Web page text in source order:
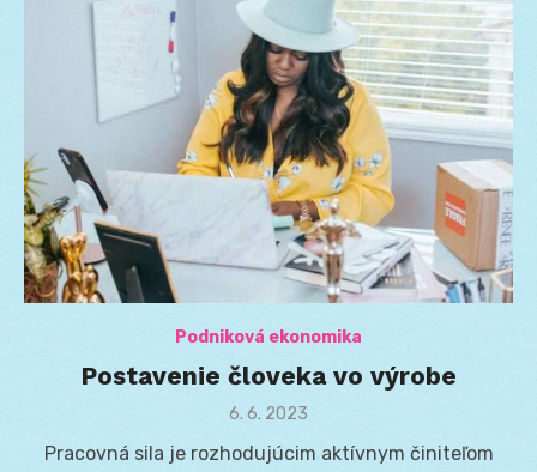
Podniková ekonomika
Postavenie človeka vo výrobe
Posted
6. 6. 2023
Pracovná sila je rozhodujúcim aktívnym činiteľom